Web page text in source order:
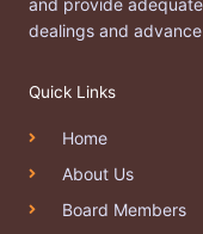
and provide
dealings and
Quick Links
Home
About Us
Board Members